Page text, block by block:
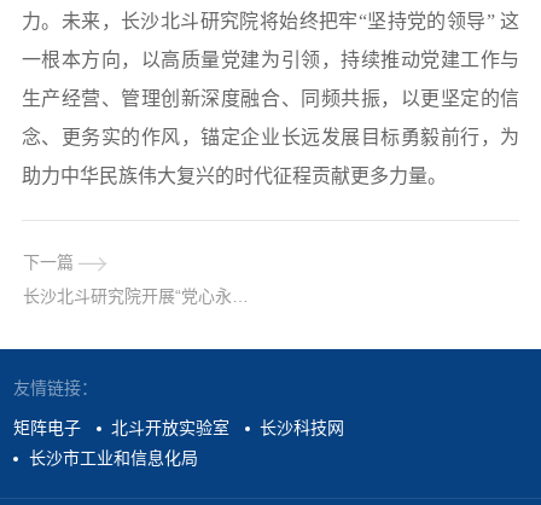
力。 未来，长沙北斗研究院将始终把牢“坚持党的领导” 这
一根本方向，以高质量党建为引领，持续推动党建工作与
生产经营、管理创新深度融合、同频共振，以更坚定的信
念、更务实的作风，锚定企业长远发展目标勇毅前行，为
助力中华民族伟大复兴的时代征程贡献更多力量。
下一篇
长沙北斗研究院开展“党心永恒”七一建党节专题活动
友情链接：
矩阵电子 北斗开放实验室
长沙科技网
长沙市工业和信息化局